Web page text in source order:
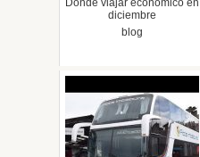
Donde viajar economico en
diciembre
blog